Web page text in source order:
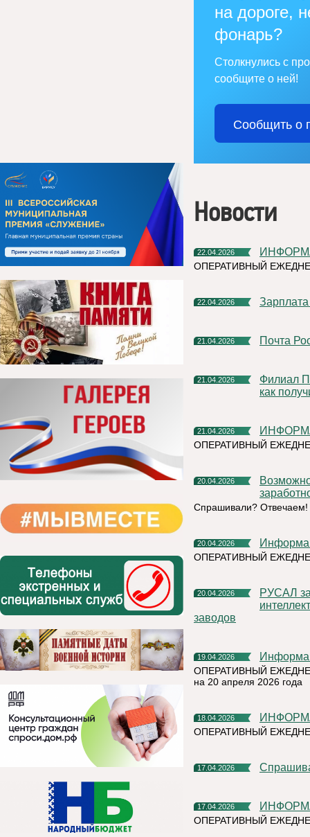
на дороге,
фонарь?
Столкнулись с
сообщите о ней!
Сообщить о
Новости
22.04.2026
ОПЕРАТИВНЫЙ
22.04.2026
21.04.2026 Почта
21.04.2026
Филиал ППК «Роскадастр» по Республике Коми разъяснил,
как
21.04.2026
ОПЕРАТИВНЫЙ
20.04.2026
Возможно ли отозвать работника из отпуска без сохранения
Спрашивали? Отвечаем!
20.04.2026
ОПЕРАТИВНЫЙ
20.04.2026
РУСАЛ завершает внедрение технологии искусственного
заводов
19.04.2026
ОПЕРАТИВНЫЙ
на 20 апреля 2026 года
18.04.2026
ОПЕРАТИВНЫЙ
17.04.2026
17.04.2026
ОПЕРАТИВНЫЙ